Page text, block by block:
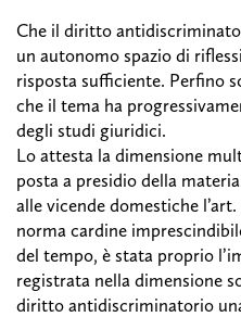
Che il diritto
un autonomo spazio di
risposta sufficiente. Perfino
che il tema ha
degli studi giuridici.
Lo attesta la dimensione
posta a presidio della
alle vicende domestiche
norma cardine
del tempo, è stata proprio
registrata nella dimensione
diritto antidiscriminatorio